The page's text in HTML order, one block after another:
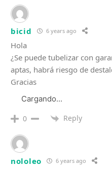
bicid 6 years ago
Hola
¿Se puede tubelizar con
aptas, habrá riesgo de
Gracias
Cargando...
0 Reply
nololeo 6 years ago